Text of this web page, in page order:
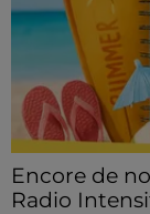
Encore de
Radio